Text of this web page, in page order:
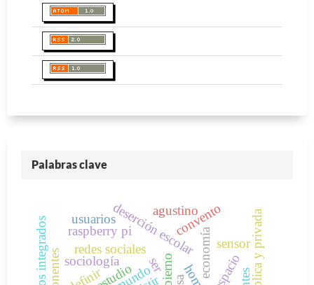
Palabras clave
estudio
redes sociales
sociología
mundoser economía
deserción escolarconvento
agustino
raspberry pi
espacio
usuarios
sensor